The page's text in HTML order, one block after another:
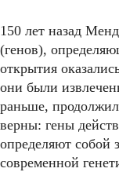
150 лет назад
(генов),
открытия
они были
раньше,
верны: гены
определяют собой
современной